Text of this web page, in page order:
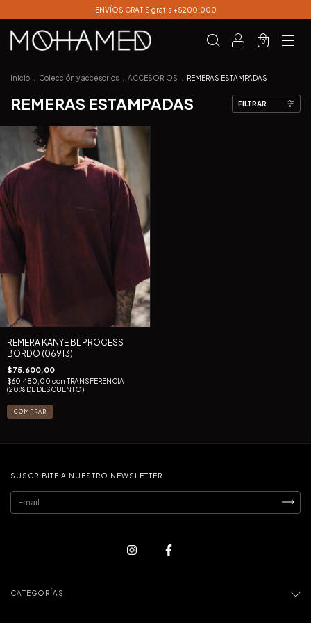
ENVÍOS GRATIS gratis +$200.000
0
Inicio Colección y accesorios ACCESORIOS REMERAS ESTAMPADAS
REMERAS ESTAMPADAS FILTRAR
REMERA KANYE BL PROCESS
BORDO (06913)
$75.600,00
$60.480,00 con TRANSFERENCIA
(20% DE DESCUENTO)
COMPRAR
SUSCRIBITE A NUESTRO NEWSLETTER
CATEGORÍAS